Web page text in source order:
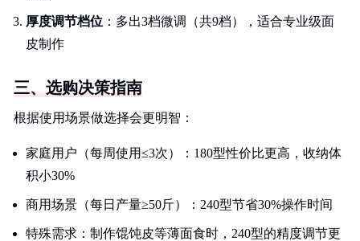
厚度调节档位 ：多出3档微调（共9档），适合专业级面
皮制作
三、选购决策指南
根据使用场景做选择会更明智：
家庭用户（每周使用≤3次）：180型性价比更高，收纳体
积小30%
商用场景（每日产量≥50斤）：240型节省30%操作时间
特殊需求：制作馄饨皮等薄面食时，240型的精度调节更